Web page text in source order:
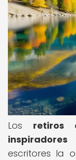
Los retiros
inspiradores
escritores la